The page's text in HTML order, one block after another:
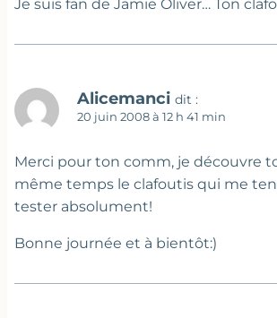
Je suis fan de Jamie Oliver… Ton
Alicemanci dit :
20 juin 2008 à 12 h 41 min
Merci pour ton comm, je découvre
même temps le clafoutis qui me
tester absolument!
Bonne journée et à bientôt:)